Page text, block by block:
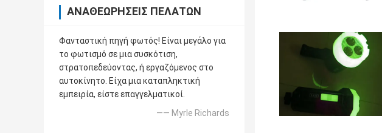
ΑΝΑΘΕΩΡΉΣΕΙΣ ΠΕΛΑΤΏΝ
Φανταστική πηγή φωτός! Είναι μεγάλο για
το φωτισμό σε μια συσκότιση,
στρατοπεδεύοντας, ή εργαζόμενος στο
αυτοκίνητο. Είχα μια καταπληκτική
εμπειρία, είστε επαγγελματικοί.
—— Myrle Richards